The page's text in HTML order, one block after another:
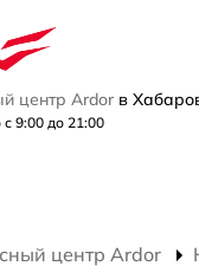
центр Ardor в
9:00 до 21:00
центр Ardor